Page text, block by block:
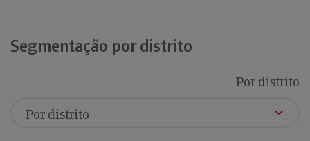
Segmentação por distrito
Por distrito